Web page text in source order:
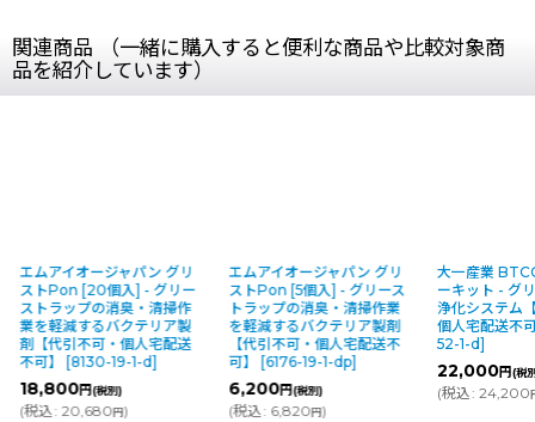
関連商品 （一緒に購入すると便利な商品や比較対象商
品を紹介しています）
ン グリ
グリー
清掃作
リア製
宅配送
エムアイオージャパン グリ
ストPon [5個入] - グリース
トラップの消臭・清掃作業
を軽減するバクテリア製剤
【代引不可・個人宅配送不
可】 [6176-19-1-dp
6,200
(税込:
大一産業 BTCCS スタータ
ーキット - グリストラップ
浄化システム【代引不可・
個人宅配送不可】
11228-
52-1-d]
22,000
(税込
旭
ラ
[
(税